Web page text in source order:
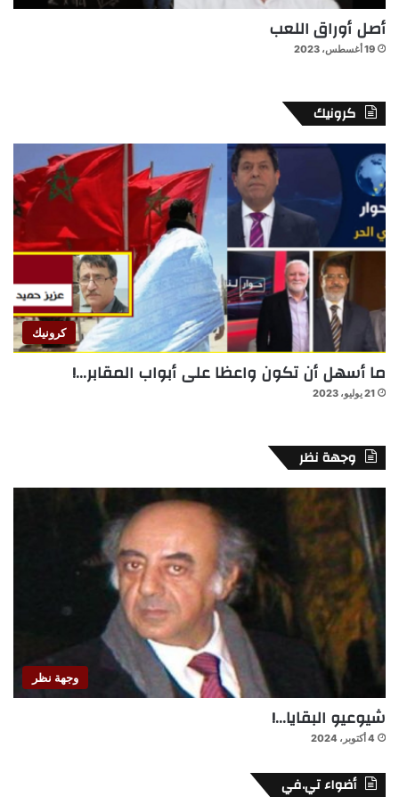
أصل أوراق اللعب
19 أغسطس، 2023
كرونيك
كرونيك
ما أسهل أن تكون واعظا على أبواب المقابر…!
21 يوليو، 2023
وجهة نظر
وجهة نظر
شيوعيو البقايا…!
4 أكتوبر، 2024
أضواء تي.في